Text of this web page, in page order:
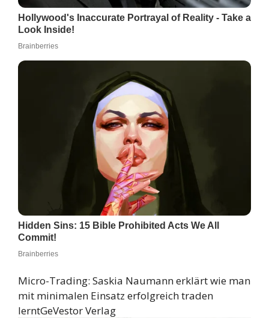
Micro-Trading: Saskia Naumann erklärt wie man
mit minimalen Einsatz erfolgreich traden
lerntGeVestor Verlag